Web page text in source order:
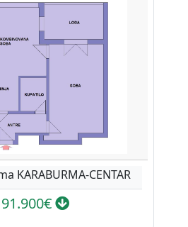
KARABURMA-CENTAR
91.900€